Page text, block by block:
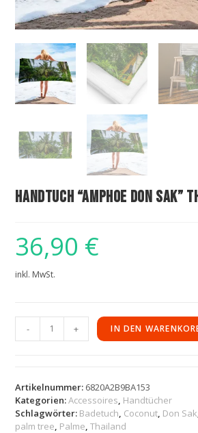
Handtuch “Amphoe Don Sak”
36,90 €
inkl. MwSt.
- + IN DEN
Artikelnummer: 6820A2B9BA153
Kategorien:Accessoires Handtücher
Schlagwörter: Badetuch Coconut Don Sak
palm tree Palme ,Thailand